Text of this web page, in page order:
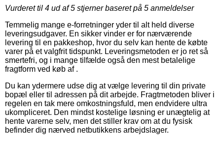
Vurderet til 4 ud af 5 stjerner baseret på 5 anmeldelser
Temmelig mange e-forretninger yder til alt held diverse
leveringsudgaver. En sikker vinder er for nærværende
levering til en pakkeshop, hvor du selv kan hente de købte
varer på et valgfrit tidspunkt. Leveringsmetoden er jo ret så
smertefri, og i mange tilfælde også den mest betalelige
fragtform ved køb af .
Du kan ydermere udse dig at vælge levering til din private
bopæl eller til adressen på dit arbejde. Fragtmetoden bliver i
regelen en tak mere omkostningsfuld, men endvidere ultra
ukompliceret. Den mindst kostelige løsning er unægtelig at
hente varerne selv, men det stiller krav om at du fysisk
befinder dig nærved netbutikkens arbejdslager.